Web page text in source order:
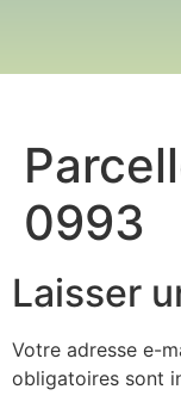
0993
Laisser
Votre adresse e-
obligatoires sont